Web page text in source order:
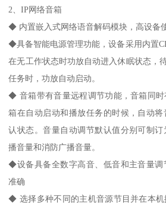
2、IP网络音箱
◆ 内置嵌入式网络语音解码模块，高设备
◆具备智能电源管理功能，设备采用内置
在无工作状态时功放自动进入休眠状态，
任务时，功放自动启动。
◆ 音箱带有音量远程调节功能，音箱同
箱在自动启动和播放任务的时候，自动
认状态。音量自动调节默认值分别可制
播音量和消防广播音量。
◆设备具备全数字高音、低音和主音量调
准确
◆ 选择多种不同的主机音源节目并在本